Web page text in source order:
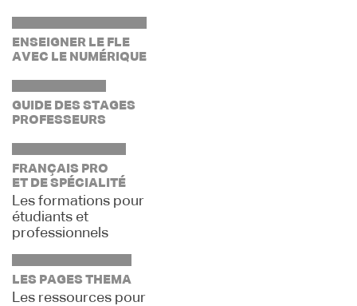
ENSEIGNER LE FLE
AVEC LE NUMÉRIQUE
GUIDE DES STAGES
PROFESSEURS
FRANÇAIS PRO
ET DE SPÉCIALITÉ
Les formations pour
étudiants et
professionnels
LES PAGES THEMA
Les ressources pour